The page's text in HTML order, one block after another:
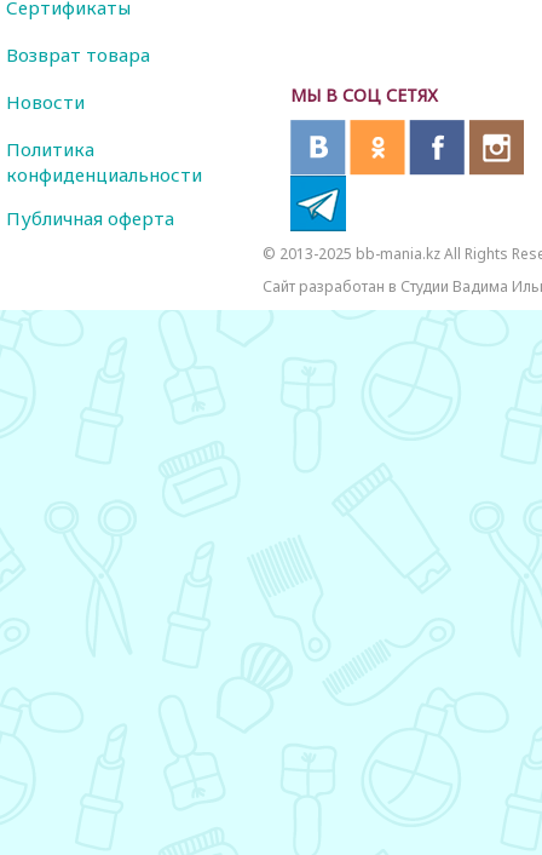
МЫ В СОЦ СЕТЯХ
Сертификаты
Возврат товара
Новости
Политика
конфиденциальности
Публичная оферта
© 2013-2025 bb-mania.kz All Rights
Сайт разработан в Студии Вадима